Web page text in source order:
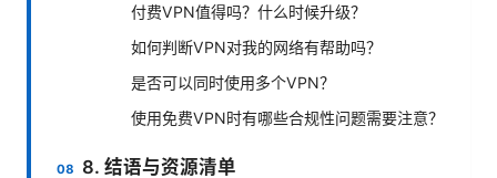
付费VPN值得吗？什么时候升级？
如何判断VPN对我的网络有帮助吗？
是否可以同时使用多个VPN？
使用免费VPN时有哪些合规性问题需要注意？
8. 结语与资源清单